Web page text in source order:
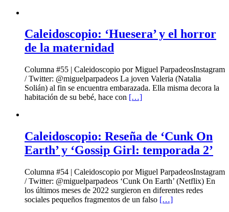
Caleidoscopio: ‘Huesera’ y el horror
de la maternidad
Columna #55 | Caleidoscopio por Miguel ParpadeosInstagram
/ Twitter: @miguelparpadeos La joven Valeria (Natalia
Solián) al fin se encuentra embarazada. Ella misma decora la
habitación de su bebé, hace con […]
Caleidoscopio: Reseña de ‘Cunk On
Earth’ y ‘Gossip Girl: temporada 2’
Columna #54 | Caleidoscopio por Miguel ParpadeosInstagram
/ Twitter: @miguelparpadeos ‘Cunk On Earth’ (Netflix) En
los últimos meses de 2022 surgieron en diferentes redes
sociales pequeños fragmentos de un falso […]